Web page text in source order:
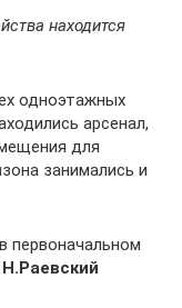
находится
одноэтажных
арсенал,
для
занимались и
первоначальном
Н.Раевский